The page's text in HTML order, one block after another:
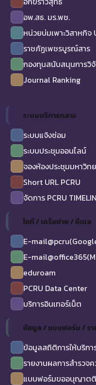
อพ.สธ. มร.พช.
หน่วยบ่มเพาะวิสาหกิจ
ราชภัฏเพชรบูรณ์สาร
กองทุนสนับสนุนการวิ
Journal Ranking
ระบบบริการกลาง
ระบบแจ้งซ่อม
ระบบประชุมออนไลน์
จองห้องประชุมมหาวิท
Short URL PCRU
จัดการ PCRU
ไอที / เครือข่าย / อีเมล
E-
E-
eduroam
PCRU Data Center
บริการอินเทอร์เน็ต
ข้อมูล / แบบฟอร์ม / รา
ข้อมูลสถิติการให้บริกา
รายงานผลการสำรวจ
แบบฟอร์มขออนุญาต